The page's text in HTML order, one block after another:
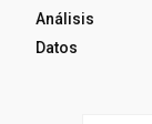
Análisis
Datos